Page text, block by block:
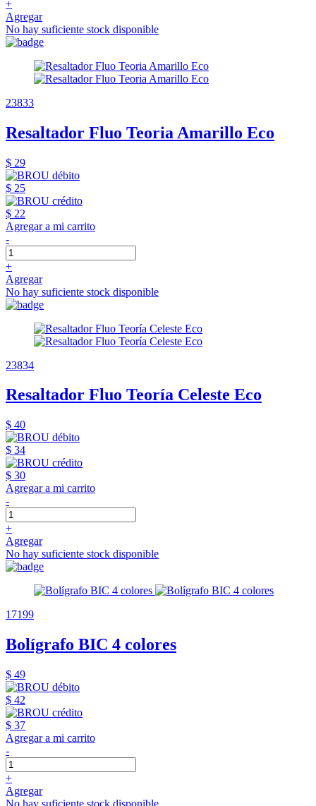
+
Agregar
No hay suficiente stock disponible
23833
Resaltador Fluo Teoria Amarillo Eco
$ 29
$ 25
$ 22
Agregar a mi carrito
-
+
Agregar
No hay suficiente stock disponible
23834
Resaltador Fluo Teoría Celeste Eco
$ 40
$ 34
$ 30
Agregar a mi carrito
-
+
Agregar
No hay suficiente stock disponible
17199
Bolígrafo BIC 4 colores
$ 49
$ 42
$ 37
Agregar a mi carrito
-
+
Agregar